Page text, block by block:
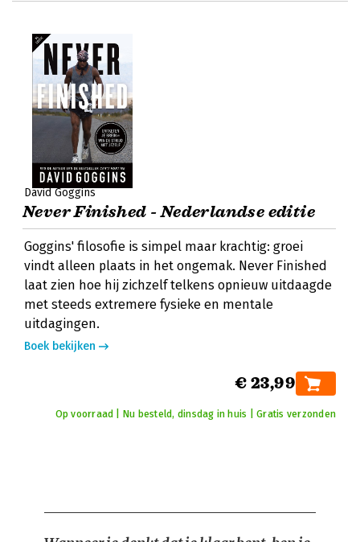
David Goggins
Never Finished - Nederlandse editie
Goggins' filosofie is simpel maar krachtig: groei
vindt alleen plaats in het ongemak. Never Finished
laat zien hoe hij zichzelf telkens opnieuw uitdaagde
met steeds extremere fysieke en mentale
uitdagingen.
Boek bekijken
€ 23,99
Op voorraad | Nu besteld, dinsdag in huis | Gratis verzonden